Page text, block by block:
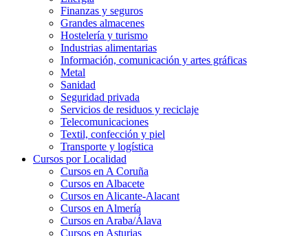
Finanzas y seguros
Grandes almacenes
Hostelería y turismo
Industrias alimentarias
Información, comunicación y artes gráficas
Metal
Sanidad
Seguridad privada
Servicios de residuos y reciclaje
Telecomunicaciones
Textil, confección y piel
Transporte y logística
Cursos por Localidad
Cursos en A Coruña
Cursos en Albacete
Cursos en Alicante-Alacant
Cursos en Almería
Cursos en Araba/Álava
Cursos en Asturias